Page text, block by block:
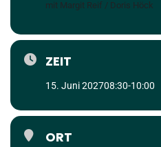
mit Margit Reif / Doris Höck
ZEIT
15. Juni 202708:30-10:00
ORT